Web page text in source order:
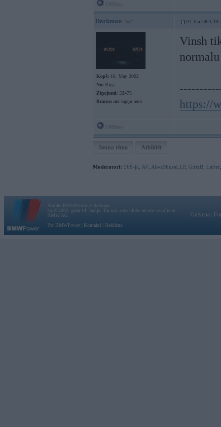
Darkman 01. Jun 2004,
Kopš: 16. May 2002
No: Rīga
Ziņojumi: 32475
Braucu ar: sapņu auto
Vinsh
https://
Jauna tēma Atbildēt
Moderatori: 968-jk AV AiwaShuraLLP, GirtzB Lafter
Vortāls BMWPower.lv darbojas
kopš 2002. gada 14. maija. Tas nav auto klubs un nav saistīts ar
BMW AG.
Par BMWPower
Kontakti Reklāma
Galvena